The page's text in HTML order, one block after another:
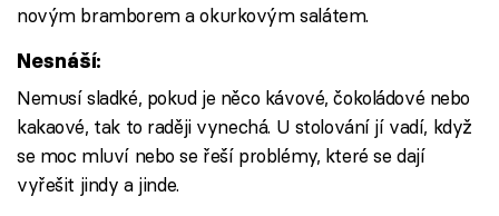
novým bramborem a okurkovým salátem.
Nesnáší:
Nemusí sladké, pokud je něco kávové, čokoládové nebo
kakaové, tak to raději vynechá. U stolování jí vadí, když
se moc mluví nebo se řeší problémy, které se dají
vyřešit jindy a jinde.